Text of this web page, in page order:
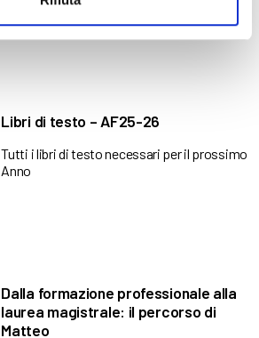
Libri di testo – AF25-26
Tutti i libri di testo necessari per il prossimo
Anno
Dalla formazione professionale alla
laurea magistrale: il percorso di
Matteo